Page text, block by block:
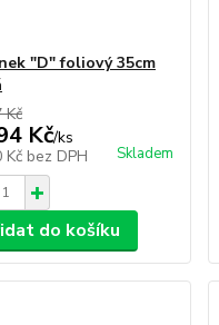
"D" foliový 35cm
Kč
Kč/ks
Kč bez DPH Skladem
do košíku